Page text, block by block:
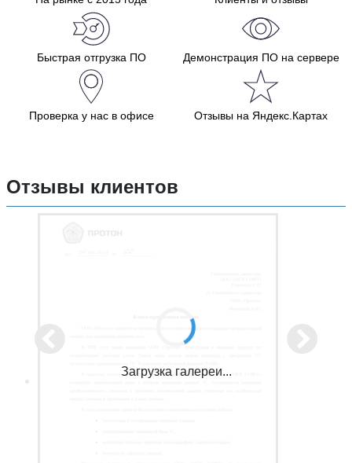
Быстрая отгрузка ПО Демонстрация ПО на сервере
Проверка у нас в офисе Отзывы на Яндекс.Картах
Отзывы клиентов
Загрузка галереи...